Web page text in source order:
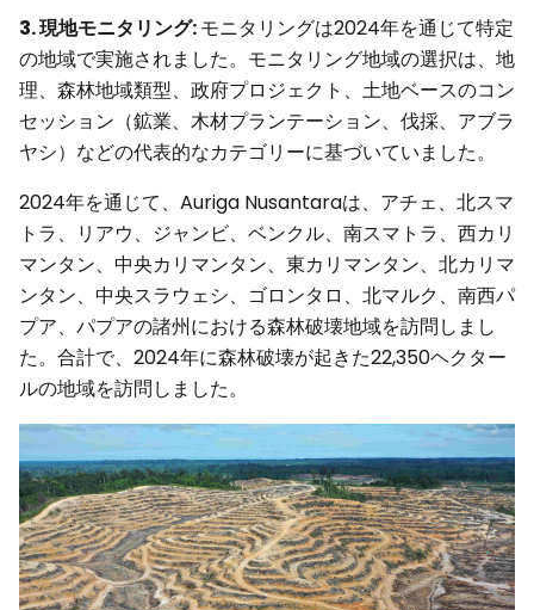
3. 現地モニタリング:モニタリングは2024年を通じて特定
の地域で実施されました。モニタリング地域の選択は、地
理、森林地域類型、政府プロジェクト、土地ベースのコン
セッション（鉱業、木材プランテーション、伐採、アブラ
ヤシ）などの代表的なカテゴリーに基づいていました。
2024年を通じて、Auriga Nusantaraは、アチェ、北スマ
トラ、リアウ、ジャンビ、ベンクル、南スマトラ、西カリ
マンタン、中央カリマンタン、東カリマンタン、北カリマ
ンタン、中央スラウェシ、ゴロンタロ、北マルク、南西パ
プア、パプアの諸州における森林破壊地域を訪問しまし
た。合計で、2024年に森林破壊が起きた22,350ヘクター
ルの地域を訪問しました。